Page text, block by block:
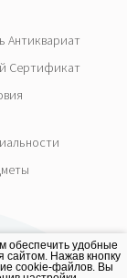
Антиквариат
Сертификат
обеспечить удобные
сайтом. Нажав кнопку
cookie-файлов. Вы